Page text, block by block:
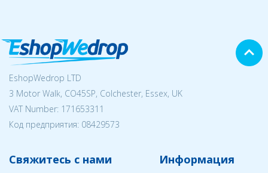
EshopWedrop LTD
3 Motor Walk, CO45SP, Colchester, Essex, UK
VAT Number: 171653311
Код предприятия: 08429573
Свяжитесь с нами Информация